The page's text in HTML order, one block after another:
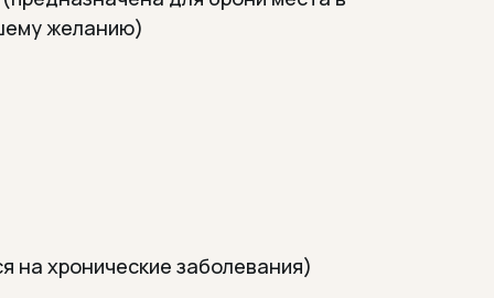
желанию)
на хронические заболевания)